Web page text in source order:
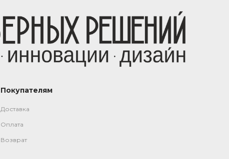
Покупателям
Доставка
Оплата
Возврат